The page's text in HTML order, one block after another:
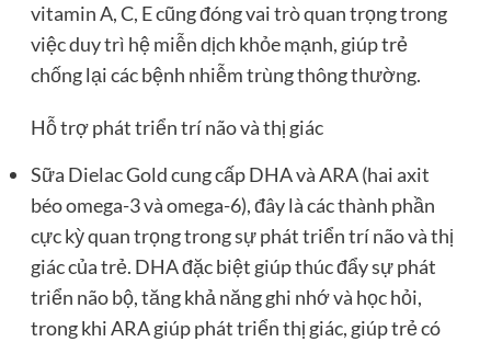
vitamin A, C, E cũng đóng vai trò quan trọng trong
việc duy trì hệ miễn dịch khỏe mạnh, giúp trẻ
chống lại các bệnh nhiễm trùng thông thường.
Hỗ trợ phát triển trí não và thị giác
Sữa Dielac Gold cung cấp DHA và ARA (hai axit
béo omega-3 và omega-6), đây là các thành phần
cực kỳ quan trọng trong sự phát triển trí não và thị
giác của trẻ. DHA đặc biệt giúp thúc đẩy sự phát
triển não bộ, tăng khả năng ghi nhớ và học hỏi,
trong khi ARA giúp phát triển thị giác, giúp trẻ có